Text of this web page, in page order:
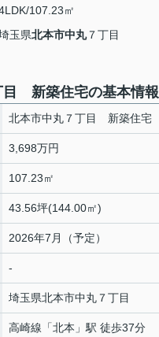
107.23㎡
玉県北本市中丸７丁目
目 新築住宅の基本情報
北本市中丸７丁目 新築住宅
3,698万円
107.23㎡
43.56坪(144.00㎡)
2026年7月（予定）
-
埼玉県北本市中丸 ７丁目
高崎線 「北本 」駅 徒歩37分